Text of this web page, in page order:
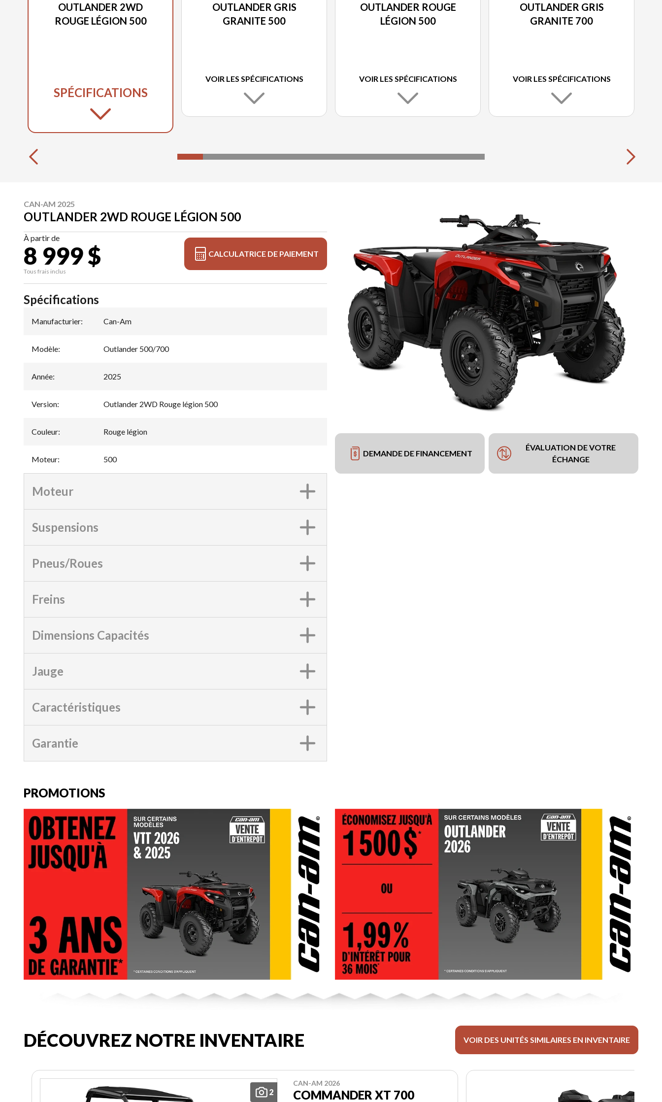
OUTLANDER 2WD
ROUGE LÉGION 500
SPÉCIFICATIONS
OUTLANDER GRIS
GRANITE 500
VOIR LES SPÉCIFICATIONS
OUTLANDER ROUGE
LÉGION 500
VOIR LES SPÉCIFICATIONS
OUTLANDER GRIS
GRANITE 700
VOIR LES SPÉCIFICATIONS
CAN-AM 2025
OUTLANDER 2WD ROUGE LÉGION 500
À partir de
8 999 $
Tous frais inclus
CALCULATRICE DE PAIEMENT
DEMANDE DE FINANCEMENT
ÉVALUATION DE VOTRE
ÉCHANGE
Spécifications
Manufacturier: Can-Am
Modèle: Outlander 500/700
Année: 2025
Version: Outlander 2WD Rouge légion 500
Couleur: Rouge légion
Moteur: 500
Moteur
Suspensions
Pneus/Roues
Freins
Dimensions Capacités
Jauge
Caractéristiques
Garantie
PROMOTIONS
DÉCOUVREZ NOTRE INVENTAIRE VOIR DES UNITÉS SIMILAIRES EN INVENTAIRE
2
CAN-AM 2026
COMMANDER XT 700